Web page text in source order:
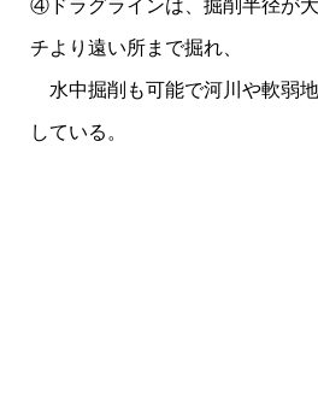
チより遠い所まで掘れ、
水中掘削も可能で河川や軟弱
している。